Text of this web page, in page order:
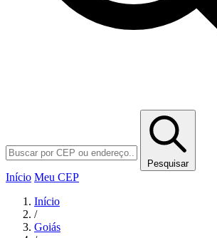
Pesquisar
Início Meu CEP
Início
/
Goiás